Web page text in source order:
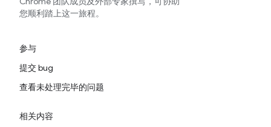
您顺利踏上这一旅程。
参与
提交 bug
查看未处理完毕的问题
相关内容